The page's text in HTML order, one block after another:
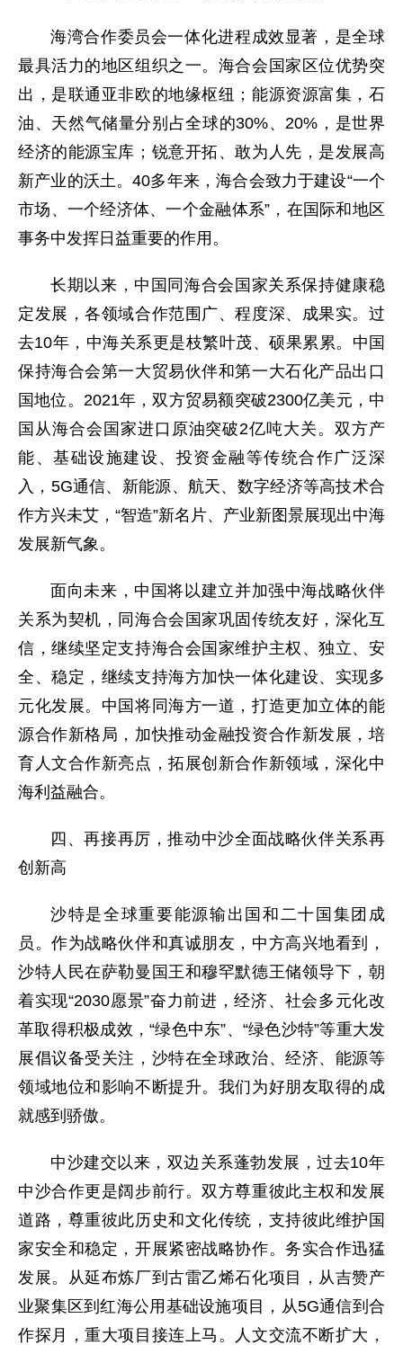
海湾合作委员会一体化进程成效显著，是全球
最具活力的地区组织之一。海合会国家区位优势突
出，是联通亚非欧的地缘枢纽；能源资源富集，石
油、天然气储量分别占全球的30%、20%，是世界
经济的能源宝库；锐意开拓、敢为人先，是发展高
新产业的沃土。40多年来，海合会致力于建设“一个
市场、一个经济体、一个金融体系”，在国际和地区
事务中发挥日益重要的作用。
长期以来，中国同海合会国家关系保持健康稳
定发展，各领域合作范围广、程度深、成果实。过
去10年，中海关系更是枝繁叶茂、硕果累累。中国
保持海合会第一大贸易伙伴和第一大石化产品出口
国地位。2021年，双方贸易额突破2300亿美元，中
国从海合会国家进口原油突破2亿吨大关。双方产
能、基础设施建设、投资金融等传统合作广泛深
入，5G通信、新能源、航天、数字经济等高技术合
作方兴未艾，“智造”新名片、产业新图景展现出中海
发展新气象。
面向未来，中国将以建立并加强中海战略伙伴
关系为契机，同海合会国家巩固传统友好，深化互
信，继续坚定支持海合会国家维护主权、独立、安
全、稳定，继续支持海方加快一体化建设、实现多
元化发展。中国将同海方一道，打造更加立体的能
源合作新格局，加快推动金融投资合作新发展，培
育人文合作新亮点，拓展创新合作新领域，深化中
海利益融合。
四、再接再厉，推动中沙全面战略伙伴关系再
创新高
沙特是全球重要能源输出国和二十国集团成
员。作为战略伙伴和真诚朋友，中方高兴地看到，
沙特人民在萨勒曼国王和穆罕默德王储领导下，朝
着实现“2030愿景”奋力前进，经济、社会多元化改
革取得积极成效，“绿色中东”、“绿色沙特”等重大发
展倡议备受关注，沙特在全球政治、经济、能源等
领域地位和影响不断提升。我们为好朋友取得的成
就感到骄傲。
中沙建交以来，双边关系蓬勃发展，过去10年
中沙合作更是阔步前行。双方尊重彼此主权和发展
道路，尊重彼此历史和文化传统，支持彼此维护国
家安全和稳定，开展紧密战略协作。务实合作迅猛
发展。从延布炼厂到古雷乙烯石化项目，从吉赞产
业聚集区到红海公用基础设施项目，从5G通信到合
作探月，重大项目接连上马。人文交流不断扩大，